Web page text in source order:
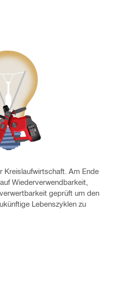
Kreislaufwirtschaft. Am Ende
Wiederverwendbarkeit,
geprüft um den
Lebenszyklen zu